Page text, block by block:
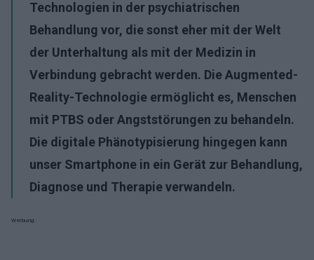
Technologien in der psychiatrischen
Behandlung vor, die sonst eher mit der Welt
der Unterhaltung als mit der Medizin in
Verbindung gebracht werden. Die Augmented-
Reality-Technologie ermöglicht es, Menschen
mit PTBS oder Angststörungen zu behandeln.
Die digitale Phänotypisierung hingegen kann
unser Smartphone in ein Gerät zur Behandlung,
Diagnose und Therapie verwandeln.
Werbung: